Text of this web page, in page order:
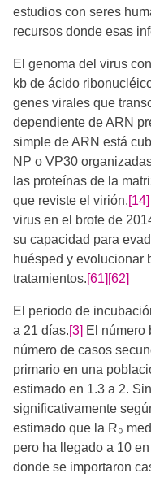
estudios con seres
recursos donde esas
El genoma del virus
kb de ácido
genes virales que
dependiente de ARN
simple de ARN está
NP o VP30
las proteínas de la
que reviste el virión.[14]
virus en el brote de
su capacidad para
huésped y evolucionar
tratamientos.[61] [62]
El periodo de
a 21 días.[3]
El
número de casos
primario en una
estimado en 1.3 a 2.
significativamente
estimado que la R₀
pero ha llegado a 10
donde se importaron